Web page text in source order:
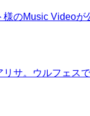
のMusic Videoが
サ。ウルフェス